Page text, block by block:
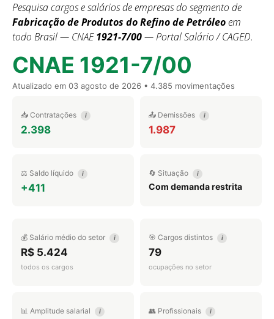
Pesquisa cargos e salários de empresas do segmento de
Fabricação de Produtos do Refino de Petróleoem
todo Brasil — CNAE1921-7/00— Portal Salário / CAGED.
CNAE 1921-7/00
Atualizado em 03 agosto de 2026 • 4.385 movimentações
📥 Contratações i
2.398
📤 Demissões i
1.987
⚖️ Saldo líquido i
+411
🔄 Situação i
Com demanda restrita
💰 Salário médio do setor i
R$ 5.424
todos os cargos
🎯 Cargos distintos i
79
ocupações no setor
📊 Amplitude salarial i 👥 Profissionais i